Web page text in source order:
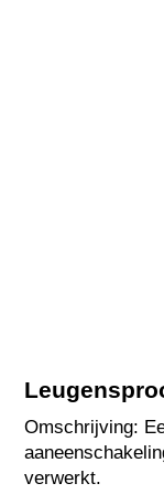
Omschrijving:
verwerkt.